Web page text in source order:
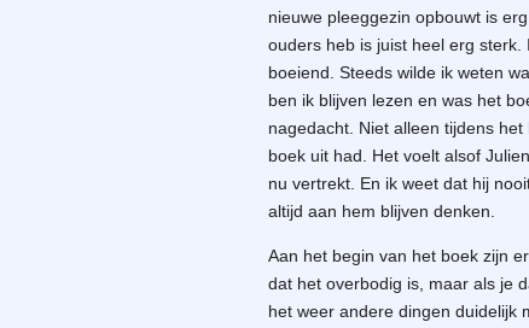
nieuwe pleeggezin opbouwt is
ouders heb is juist heel erg
boeiend. Steeds wilde ik weten
ben ik blijven lezen en was het
nagedacht. Niet alleen tijdens
boek uit had. Het voelt alsof
nu vertrekt. En ik weet dat hij
altijd aan hem blijven denken.
Aan het begin van het boek zijn
dat het overbodig is, maar als je
het weer andere dingen duidelijk